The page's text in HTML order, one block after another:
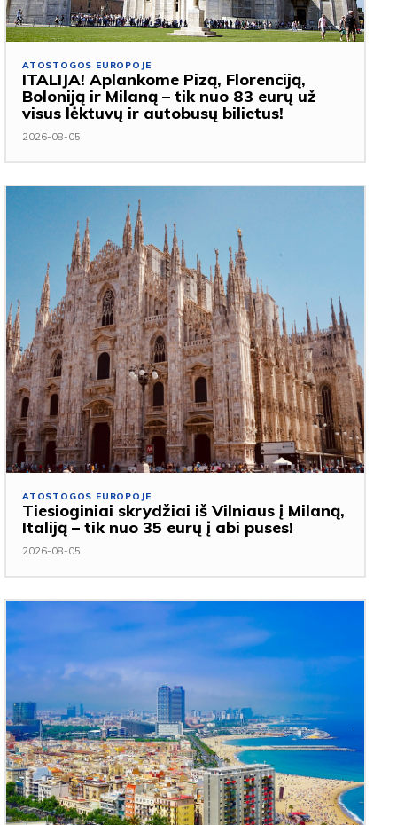
ATOSTOGOS EUROPOJE
ITALIJA! Aplankome Pizą, Florenciją,
Boloniją ir Milaną – tik nuo 83 eurų už
visus lėktuvų ir autobusų bilietus!
2026-08-05
ATOSTOGOS EUROPOJE
Tiesioginiai skrydžiai iš Vilniaus į Milaną,
Italiją – tik nuo 35 eurų į abi puses!
2026-08-05